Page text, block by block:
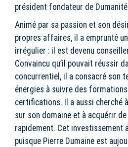
président fondateur de
Animé par sa passion et son
propres affaires, il a emprunté
irrégulier : il est devenu
Convaincu qu’il pouvait réussir
concurrentiel, il a consacré son
énergies à suivre des
certifications. Il a aussi cherché
sur son domaine et à acquérir de
rapidement. Cet investissement
puisque Pierre Dumaine est